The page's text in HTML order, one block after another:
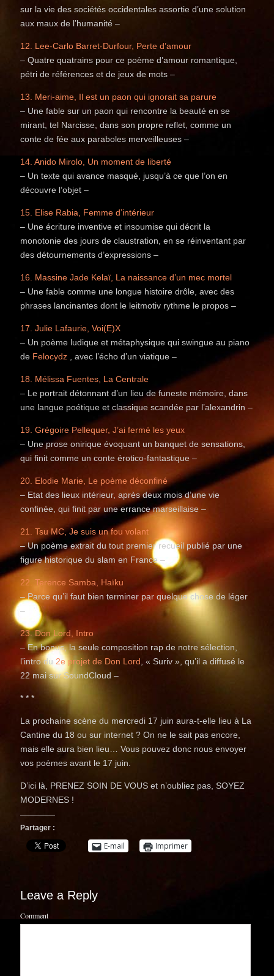
sur la vie des sociétés occidentales assortie d’une solution
aux maux de l’humanité –
12. Lee-Carlo Barret-Durfour, Perte d’amour
– Quatre quatrains pour ce poème d’amour romantique,
pétri de références et de jeux de mots –
13. Meri-aime, Il est un paon qui ignorait sa parure
– Une fable sur un paon qui rencontre la beauté en se
mirant, tel Narcisse, dans son propre reflet, comme un
conte de fée aux paraboles merveilleuses –
14. Anido Mirolo, Un moment de liberté
– Un texte qui avance masqué, jusqu’à ce que l’on en
découvre l’objet –
15. Elise Rabia, Femme d’intérieur
– Une écriture inventive et insoumise qui décrit la
monotonie des jours de claustration, en se réinventant par
des détournements d’expressions –
16. Massine Jade Kelaï, La naissance d’un mec mortel
– Une fable comme une longue histoire drôle, avec des
phrases lancinantes dont le leitmotiv rythme le propos –
17. Julie Lafaurie, Voi(E)X
– Un poème ludique et métaphysique qui swingue au piano
de Felocydz , avec l’écho d’un viatique –
18. Mélissa Fuentes, La Centrale
– Le portrait détonnant d’un lieu de funeste mémoire, dans
une langue poétique et classique scandée par l’alexandrin –
19. Grégoire Pellequer, J’ai fermé les yeux
– Une prose onirique évoquant un banquet de sensations,
qui finit comme un conte érotico-fantastique –
20. Elodie Marie, Le poème déconfiné
– Etat des lieux intérieur, après deux mois d’une vie
confinée, qui finit par une errance marseillaise –
21. Tsu MC, Je suis un fou volant
– Un poème extrait du tout premier recueil publié par une
figure historique du slam en France –
22. Terence Samba, Haïku
– Parce qu’il faut bien terminer par quelque chose de léger
–
23. Don Lord, Intro
– En bonus, la seule composition rap de notre sélection,
l’intro du2e projet de Don Lord, « Suriv », qu’il a diffusé le
22 mai sur SoundCloud –
* * *
La prochaine scène du mercredi 17 juin aura-t-elle lieu à La
Cantine du 18 ou sur internet ? On ne le sait pas encore,
mais elle aura bien lieu… Vous pouvez donc nous envoyer
vos poèmes avant le 17 juin.
D’ici là, PRENEZ SOIN DE VOUS et n’oubliez pas, SOYEZ
MODERNES !
Partager :
E-mail Imprimer
Leave a Reply
Comment